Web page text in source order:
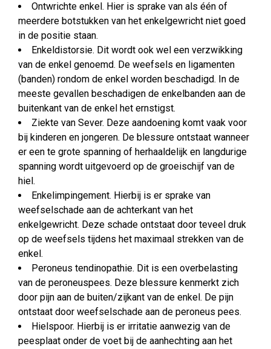
Ontwrichte enkel. Hier is sprake van als één of
meerdere botstukken van het enkelgewricht niet goed
in de positie staan.
Enkeldistorsie. Dit wordt ook wel een verzwikking
van de enkel genoemd. De weefsels en ligamenten
(banden) rondom de enkel worden beschadigd. In de
meeste gevallen beschadigen de enkelbanden aan de
buitenkant van de enkel het ernstigst.
Ziekte van Sever. Deze aandoening komt vaak voor
bij kinderen en jongeren. De blessure ontstaat wanneer
er een te grote spanning of herhaaldelijk en langdurige
spanning wordt uitgevoerd op de groeischijf van de
hiel.
Enkelimpingement. Hierbij is er sprake van
weefselschade aan de achterkant van het
enkelgewricht. Deze schade ontstaat door teveel druk
op de weefsels tijdens het maximaal strekken van de
enkel.
Peroneus tendinopathie. Dit is een overbelasting
van de peroneuspees. Deze blessure kenmerkt zich
door pijn aan de buiten/zijkant van de enkel. De pijn
ontstaat door weefselschade aan de peroneus pees.
Hielspoor. Hierbij is er irritatie aanwezig van de
peesplaat onder de voet bij de aanhechting aan het